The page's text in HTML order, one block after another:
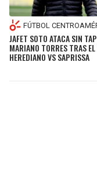
FÚTBOL
JAFET SOTO ATACA SIN
MARIANO TORRES TRAS EL
HEREDIANO VS SAPRISSA